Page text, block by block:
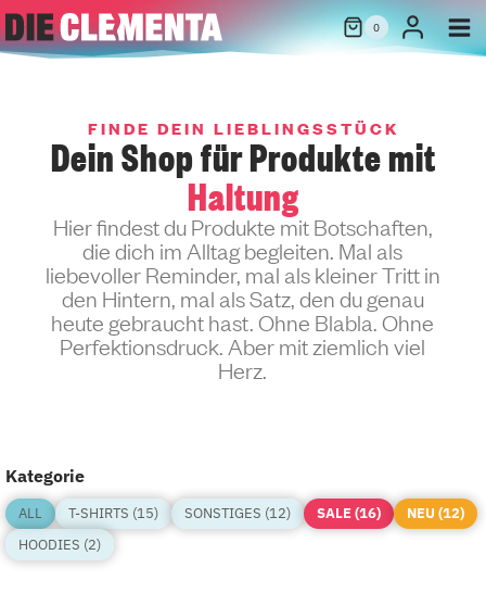
Zum
Inhalt
springen
0
FINDE DEIN LIEBLINGSSTÜCK
Dein Shop für Produkte mit
Haltung
Hier findest du Produkte mit Botschaften,
die dich im Alltag begleiten. Mal als
liebevoller Reminder, mal als kleiner Tritt in
den Hintern, mal als Satz, den du genau
heute gebraucht hast. Ohne Blabla. Ohne
Perfektionsdruck. Aber mit ziemlich viel
Herz.
Kategorie
ALL T-SHIRTS (15) SONSTIGES (12) SALE (16)
NEU (12)
HOODIES (2)